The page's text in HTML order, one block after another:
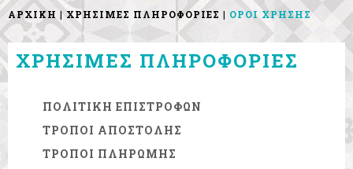
ΑΡΧΙΚΗ ΧΡΗΣΙΜΕΣ ΠΛΗΡΟΦΟΡΙΕΣ ΟΡΟΙ ΧΡΗΣΗΣ
ΧΡΗΣΙΜΕΣ ΠΛΗΡΟΦΟΡΙΕΣ
ΠΟΛΙΤΙΚΗ ΕΠΙΣΤΡΟΦΩΝ
ΤΡΟΠΟΙ ΑΠΟΣΤΟΛΗΣ
ΤΡΟΠΟΙ ΠΛΗΡΩΜΗΣ